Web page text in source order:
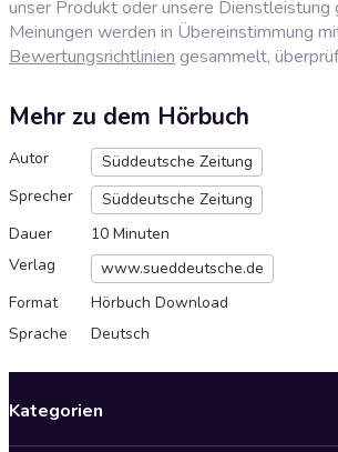
unser Produkt oder unsere Dienstleistung
Meinungen werden in Übereinstimmung
Bewertungsrichtlinien gesammelt,
Mehr zu dem Hörbuch
Autor
Süddeutsche Zeitung
Sprecher
Süddeutsche Zeitung
Dauer
10 Minuten
Verlag
www.sueddeutsche.de
Format
Hörbuch Download
Sprache
Deutsch
Kategorien